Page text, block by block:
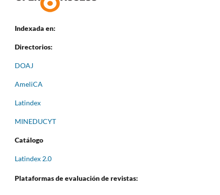
Indexada en:
Directorios:
DOAJ
AmeliCA
Latindex
MINEDUCYT
Catálogo
Latindex 2.0
Plataformas de evaluación de revistas: